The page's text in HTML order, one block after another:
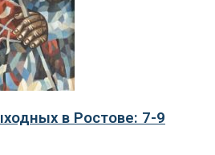
в Ростове: 7-9